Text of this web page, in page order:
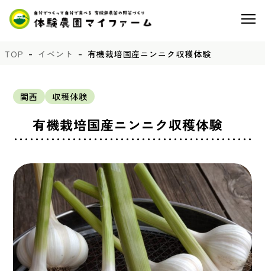
TOP イベント 有機栽培国産ニンニク収穫体験
関西 収穫体験
有機栽培国産ニンニク収穫体験